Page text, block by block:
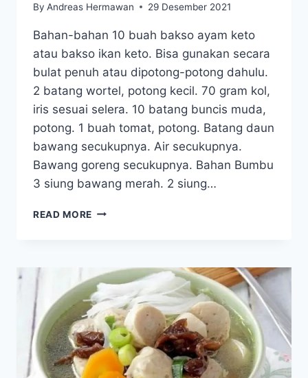
By Andreas Hermawan 29 Desember 2021
Bahan-bahan 10 buah bakso ayam keto
atau bakso ikan keto. Bisa gunakan secara
bulat penuh atau dipotong-potong dahulu.
2 batang wortel, potong kecil. 70 gram kol,
iris sesuai selera. 10 batang buncis muda,
potong. 1 buah tomat, potong. Batang daun
bawang secukupnya. Air secukupnya.
Bawang goreng secukupnya. Bahan Bumbu
3 siung bawang merah. 2 siung…
READ MORE SAYUR